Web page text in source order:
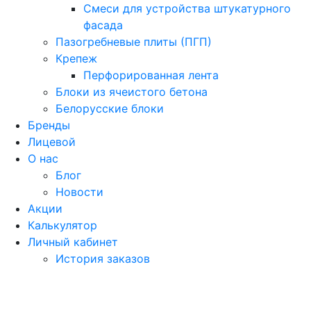
Смеси для устройства штукатурного
фасада
Пазогребневые плиты (ПГП)
Крепеж
Перфорированная лента
Блоки из ячеистого бетона
Белорусские блоки
Бренды
Лицевой
О нас
Блог
Новости
Акции
Калькулятор
Личный кабинет
История заказов